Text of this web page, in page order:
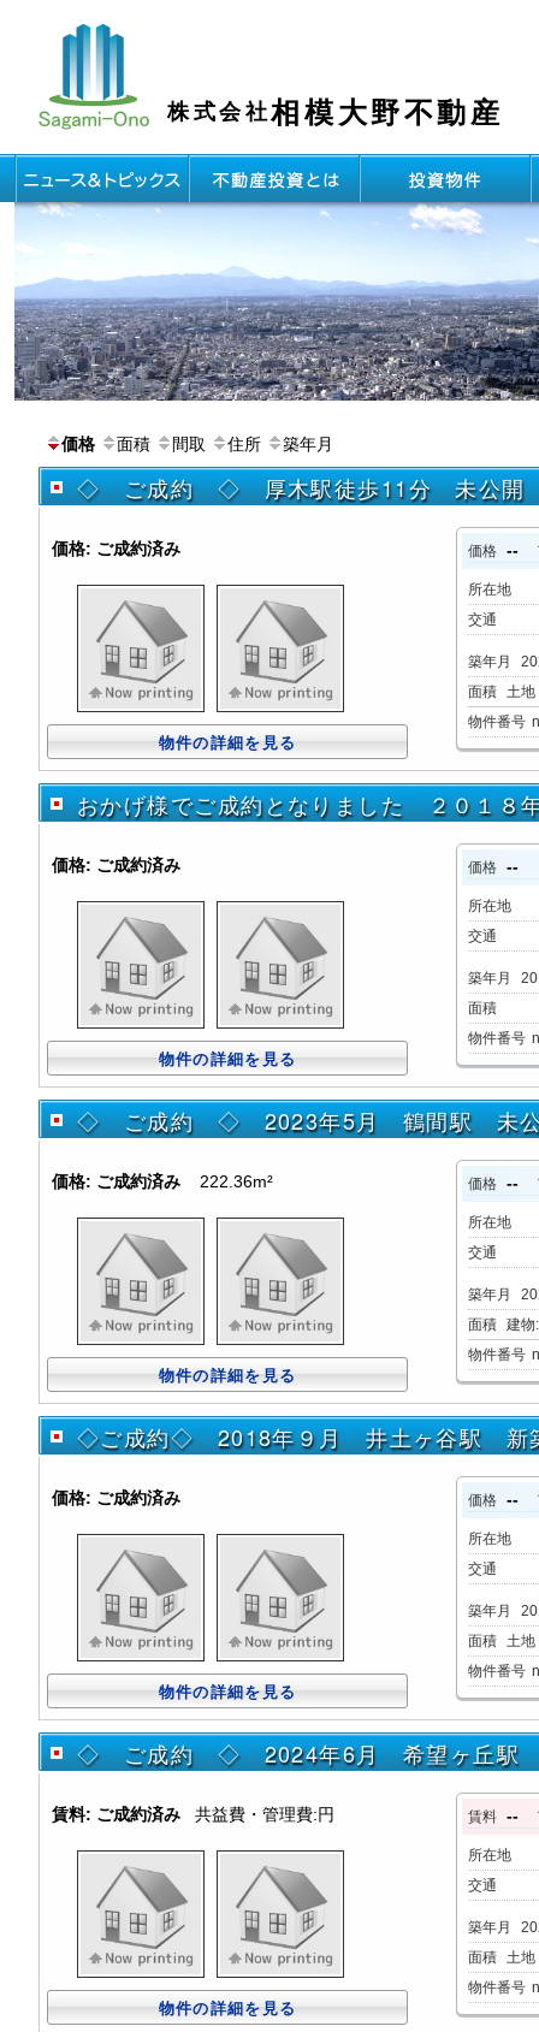
株式会社相模大野不動産
価格 面積 間取 住所 築年月
◇ ご成約 ◇ 厚木駅徒歩11分 未公開
価格: ご成約済み
物件の詳細を見る
価格 --
所在地
交通
築年月
面積 土地
物件番号
おかげ様でご成約となりました ２０１
価格: ご成約済み
物件の詳細を見る
価格 --
所在地
交通
築年月
面積
物件番号
◇ ご成約 ◇ 2023年5月 鶴間駅 未公
価格: ご成約済み 222.36m²
物件の詳細を見る
価格 --
所在地
交通
築年月
面積 建物
物件番号
◇ご成約◇ 2018年９月 井土ヶ谷駅 新
価格: ご成約済み
物件の詳細を見る
価格 --
所在地
交通
築年月
面積 土地
物件番号
◇ ご成約 ◇ 2024年6月 希望ヶ丘駅
賃料: ご成約済み 共益費・管理費:円
物件の詳細を見る
賃料 --
所在地
交通
築年月
面積 土地
物件番号